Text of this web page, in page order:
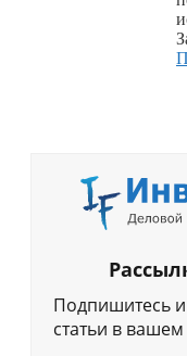
Подпишитесь
статьи в